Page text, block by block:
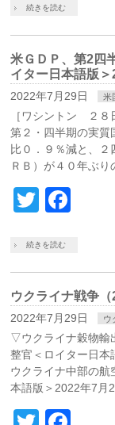
続きを読む
米ＧＤＰ、第2四
イター日本語版
2022年7月29日 米
［ワシントン ２
第２・四半期の実質
比０．９％減と、２
ＲＢ）が４０年ぶり
Twitter
続きを読む
ウクライナ戦争（
2022年7月29日 ウ
▽ウクライナ穀物輸
整官＜ロイター日
ウクライナ中部の
本語版＞2022年7月